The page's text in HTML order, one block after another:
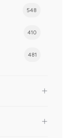
548
410
481